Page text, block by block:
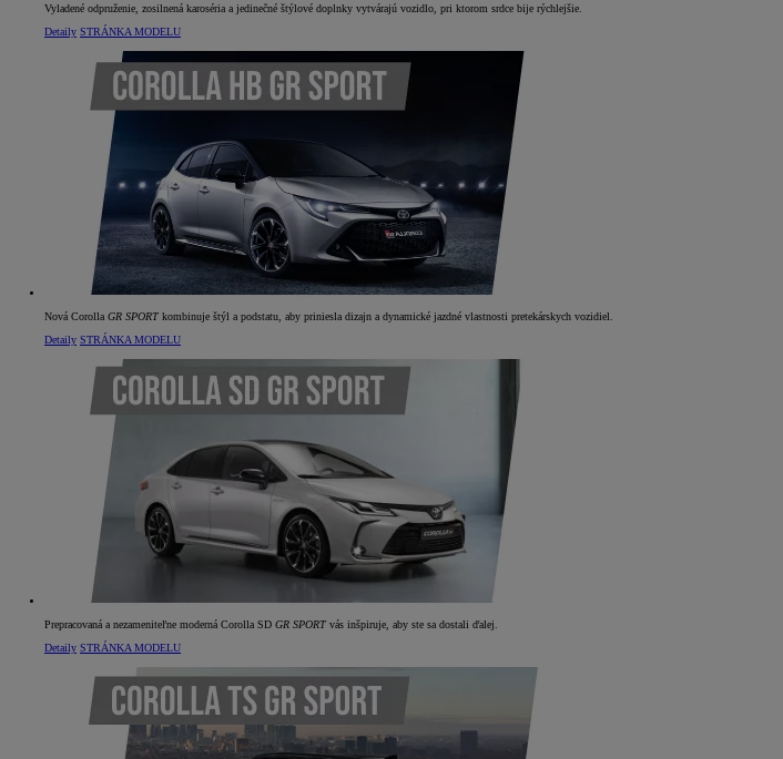
s DPH
vr. zvýhodnenia
a bonusu za výkup
800 €
Corolla Sedan
AJ HYBRID
Vyladené odpruženie, zosilnená karoséria a jedinečné štýlové doplnky vytvárajú vozidlo, pri ktorom srdce bije rýchlejšie.
Detaily STRÁNKA MODELU
Nová Corolla GR SPORT kombinuje štýl a podstatu, aby priniesla dizajn a dynamické jazdné vlastnosti pretekárskych vozidiel.
Detaily STRÁNKA MODELU
Prepracovaná a nezameniteľne moderná Corolla SD GR SPORT vás inšpiruje, aby ste sa dostali ďalej.
Detaily STRÁNKA MODELU